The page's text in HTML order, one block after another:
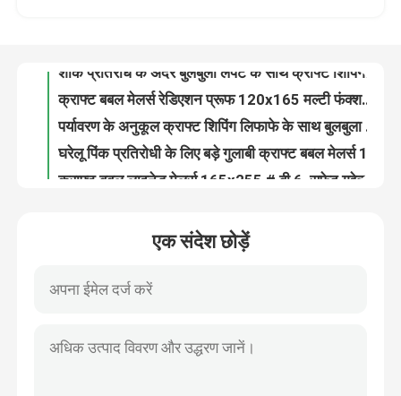
कारखाना दौरा
गुणवत्ता नियंत्रण
एक संदेश छोड़ें